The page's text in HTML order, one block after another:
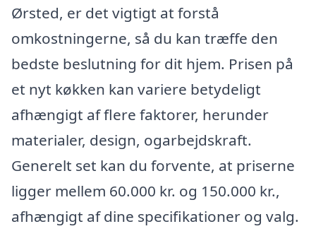
Ørsted, er det vigtigt at forstå
omkostningerne, så du kan træffe den
bedste beslutning for dit hjem. Prisen på
et nyt køkken kan variere betydeligt
afhængigt af flere faktorer, herunder
materialer, design, ogarbejdskraft.
Generelt set kan du forvente, at priserne
ligger mellem 60.000 kr. og 150.000 kr.,
afhængigt af dine specifikationer og valg.